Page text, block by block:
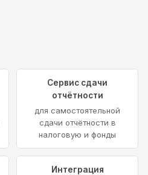
Сервис сдачи
отчётности
для самостоятельной
сдачи отчётности в
налоговую и фонды
Интеграция